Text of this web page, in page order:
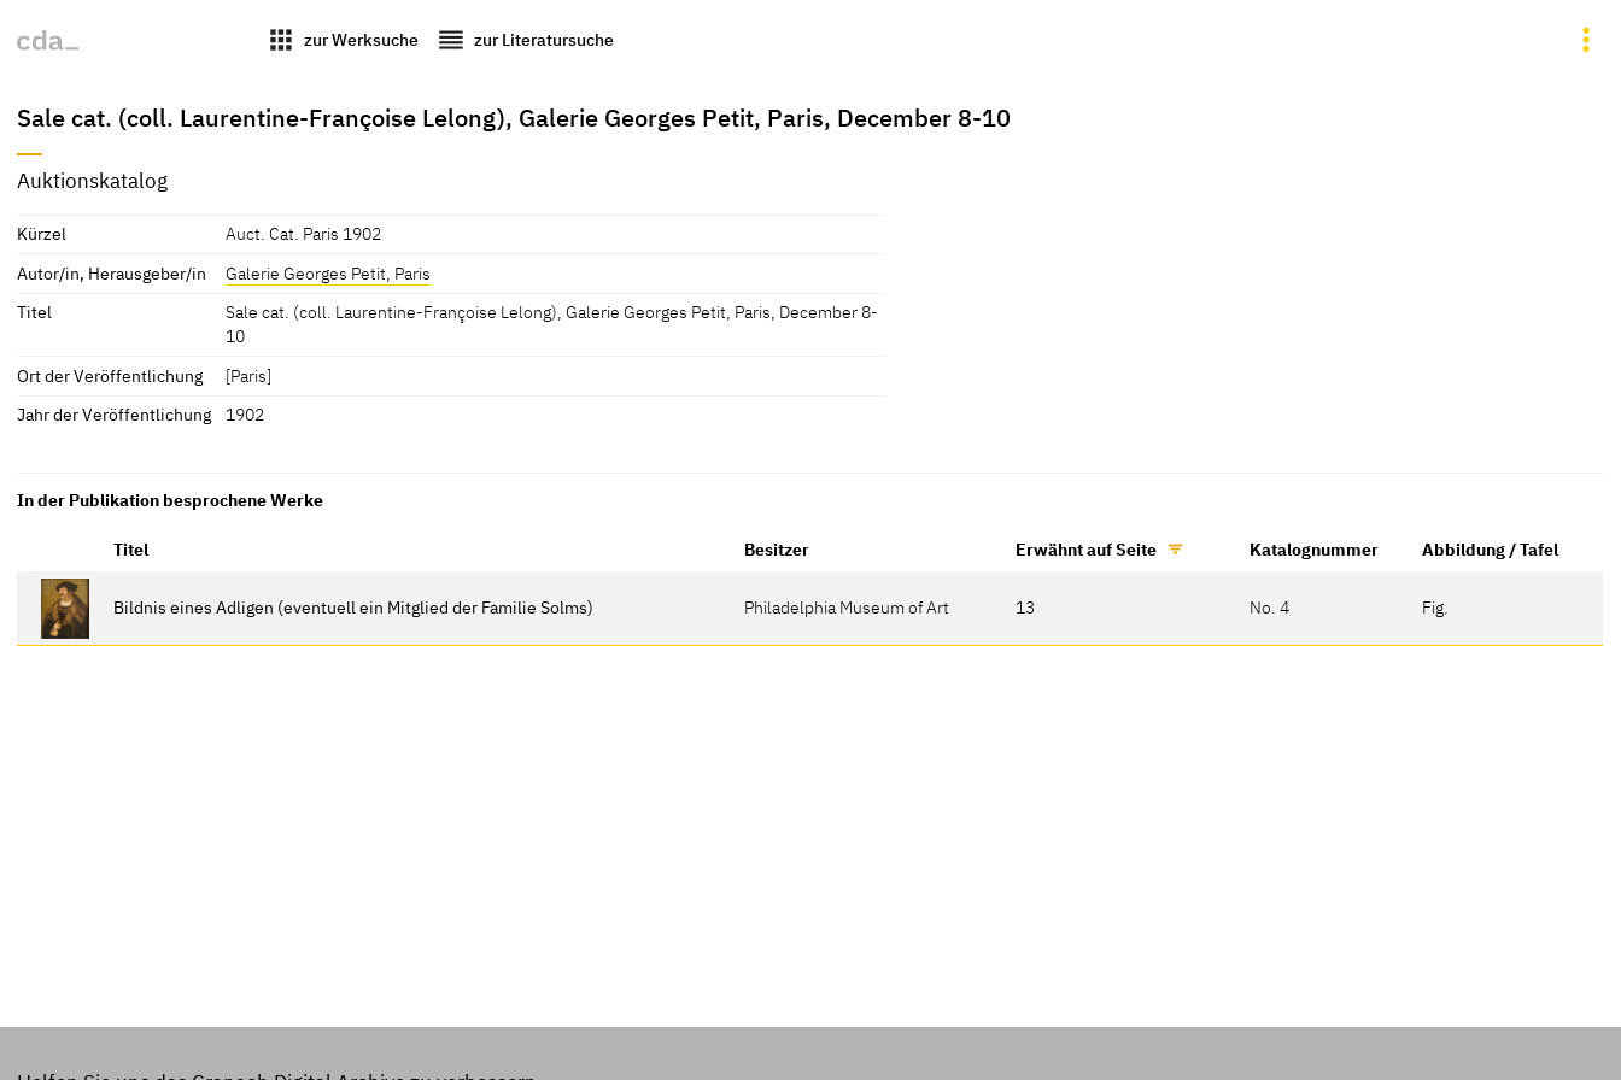
apps zur Werksuche reorder zur Literatursuche
Sale cat. (coll. Laurentine-Françoise Lelong), Galerie Georges Petit, Paris, December 8-10
Auktionskatalog
Kürzel
Auct. Cat. Paris 1902
Autor/in, Herausgeber/in
Galerie Georges Petit, Paris
Titel
Sale cat. (coll. Laurentine-Françoise Lelong), Galerie Georges Petit, Paris, December 8-
10
Ort der Veröffentlichung
[Paris]
Jahr der Veröffentlichung
1902
In der Publikation besprochene Werke
Titel Besitzer Erwähnt auf Seite Katalognummer Abbildung / Tafel
Bildnis eines Adligen (eventuell ein Mitglied der Familie Solms) Philadelphia Museum of Art 13 No. 4 Fig.